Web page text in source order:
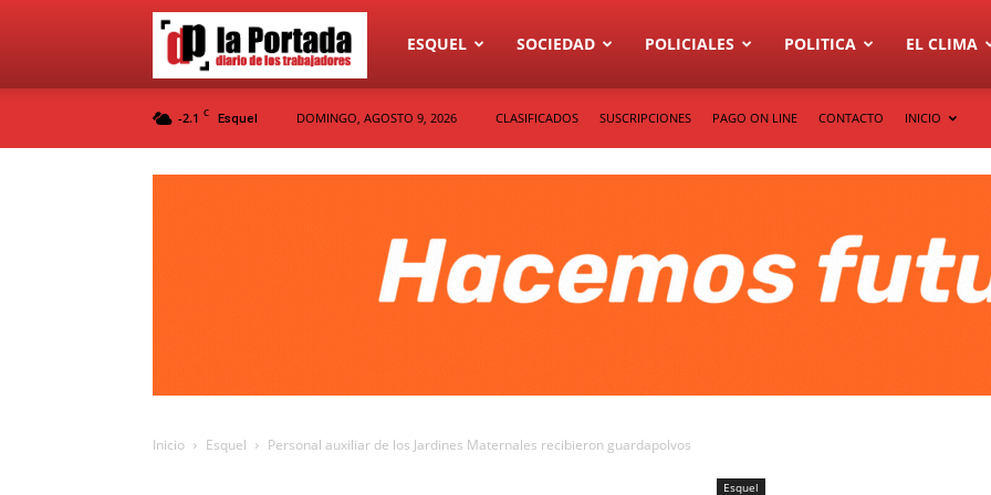
Diario
ESQUEL SOCIEDAD POLICIALES POLITICA EL CLIMA
-2.1 C Esquel DOMINGO, AGOSTO 9, 2026 CLASIFICADOS SUSCRIPCIONES PAGO ON LINE CONTACTO INICIO
Inicio Esquel Personal auxiliar de los Jardines Maternales recibieron guardapolvos
Esquel